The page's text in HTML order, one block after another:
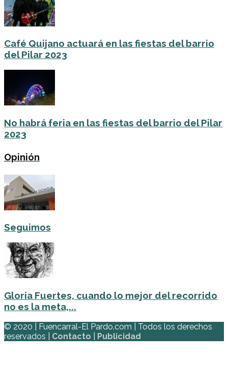
Café Quijano actuará en las fiestas del barrio
del Pilar 2023
No habrá feria en las fiestas del barrio del Pilar
2023
Opinión
Seguimos
Gloria Fuertes, cuando lo mejor del recorrido
no es la meta,...
© 2020 | Fuencarral-El Pardo.com | Todos los derechos
reservados | Contacto Publicidad